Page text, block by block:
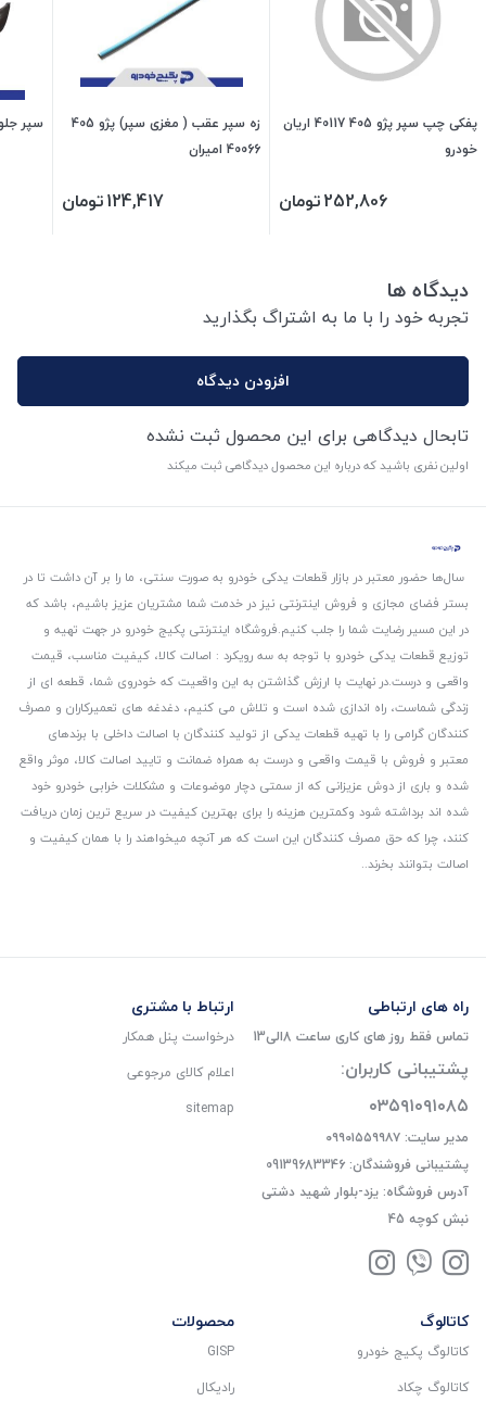
پفکی چپ سپر پژو 405 40117 اریان
خودرو
252,806تومان
زه سپر عقب ( مغزی سپر) پژو 405
40066 امیران
124,417تومان
سپر جلو
دیدگاه ها
تجربه خود را با ما به اشتراگ بگذارید
افزودن دیدگاه
تابحال دیدگاهی برای این محصول ثبت نشده
اولین نفری باشید که درباره این محصول دیدگاهی ثبت میکند
سال‌ها حضور معتبر در بازار قطعات یدکی خودرو به صورت سنتی، ما را بر آن داشت تا در
بستر فضای مجازی و فروش اینترنتی نیز در خدمت شما مشتریان عزیز باشیم، باشد که
در این مسیر رضایت شما را جلب کنیم.فروشگاه اینترنتی پکیج خودرو در جهت تهیه و
توزیع قطعات یدکی خودرو با توجه به سه رویکرد : اصالت کالا، کیفیت مناسب، قیمت
واقعی و درست.در نهایت با ارزش گذاشتن به این واقعیت که خودروی شما، قطعه ای از
زندگی شماست، راه اندازی شده است و تلاش می کنیم، دغدغه های تعمیرکاران و مصرف
کنندگان گرامی را با تهیه قطعات یدکی از تولید کنندگان با اصالت داخلی با برندهای
معتبر و فروش با قیمت واقعی و درست به همراه ضمانت و تایید اصالت کالا، موثر واقع
شده و باری از دوش عزیزانی که از سمتی دچار موضوعات و مشکلات خرابی خودرو خود
شده اند برداشته شود و‌کمترین هزینه را برای بهترین کیفیت در سریع ترین زمان دریافت
کنند، چرا که حق مصرف کنندگان این است که هر آنچه میخواهند را با همان کیفیت و
اصالت بتوانند بخرند..
راه های ارتباطی
تماس فقط روز های کاری ساعت 8الی13
پشتیبانی کاربران:
۰۳۵۹۱۰۹۱۰۸۵
مدیر سایت: ۰۹۹۰۱۵۵۹۹۸۷
پشتیبانی فروشندگان: 09139683346
آدرس فروشگاه: یزد-بلوار شهید دشتی
نبش کوچه 45
ارتباط با مشتری
درخواست پنل همکار
اعلام کالای مرجوعی
sitemap
کاتالوگ
کاتالوگ پکیج خودرو
کاتالوگ چکاد
محصولات
GISP
رادیکال